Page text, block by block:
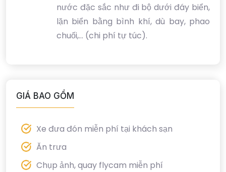
nước đặc sắc như đi bộ dưới đáy biển,
lặn biển bằng bình khí, dù bay, phao
chuối,… (chi phí tự túc).
GIÁ BAO GỒM
Xe đưa đón miễn phí tại khách sạn
Ăn trưa
Chụp ảnh, quay flycam miễn phí